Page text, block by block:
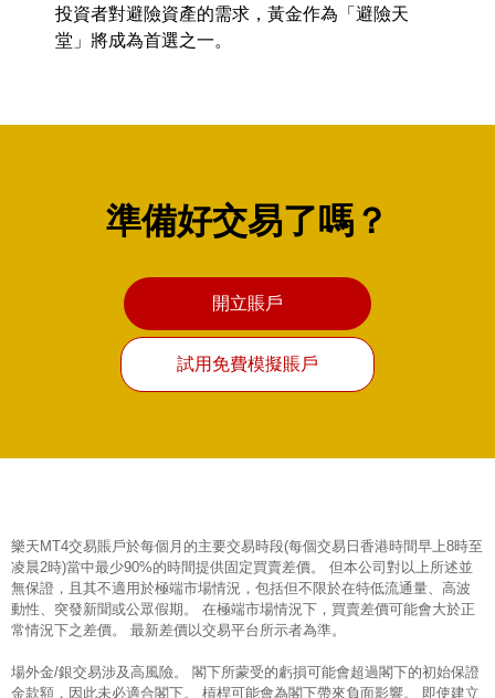
投資者對避險資產的需求，黃金作為「避險天
堂」將成為首選之一。
準備好交易了嗎？
開立賬戶
試用免費模擬賬戶
樂天MT4交易賬戶於每個月的主要交易時段(每個交易日香港時間早上8時至
凌晨2時)當中最少90%的時間提供固定買賣差價。 但本公司對以上所述並
無保證，且其不適用於極端市場情況，包括但不限於在特低流通量、高波
動性、突發新聞或公眾假期。 在極端市場情況下，買賣差價可能會大於正
常情況下之差價。 最新差價以交易平台所示者為準。
場外金/銀交易涉及高風險。 閣下所蒙受的虧損可能會超過閣下的初始保證
金款額，因此未必適合閣下。 槓桿可能會為閣下帶來負面影響。 即使建立